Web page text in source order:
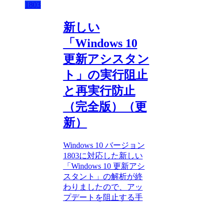
1803
新しい
「Windows 10
更新アシスタン
ト」の実行阻止
と再実行防止
（完全版）（更
新）
Windows 10 バージョン
1803に対応した新しい
「Windows 10 更新アシ
スタント」の解析が終
わりましたので、アッ
プデートを阻止する手